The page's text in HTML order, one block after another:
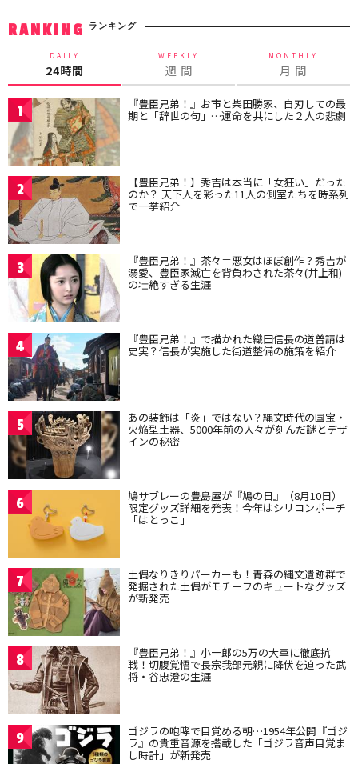
RANKING ランキング
DAILY
24時間
WEEKLY
週 間
MONTHLY
月 間
1 『豊臣兄弟！』お市と柴田勝家、自刃しての最
期と「辞世の句」…運命を共にした２人の悲劇
2 【豊臣兄弟！】秀吉は本当に「女狂い」だった
のか？ 天下人を彩った11人の側室たちを時系列
で一挙紹介
3 『豊臣兄弟！』茶々＝悪女はほぼ創作？秀吉が
溺愛、豊臣家滅亡を背負わされた茶々(井上和)
の壮絶すぎる生涯
4 『豊臣兄弟！』で描かれた織田信長の道普請は
史実？信長が実施した街道整備の施策を紹介
5 あの装飾は「炎」ではない？縄文時代の国宝・
火焔型土器、5000年前の人々が刻んだ謎とデザ
インの秘密
6 鳩サブレーの豊島屋が『鳩の日』（8月10日）
限定グッズ詳細を発表！今年はシリコンポーチ
「はとっこ」
7 土偶なりきりパーカーも！青森の縄文遺跡群で
発掘された土偶がモチーフのキュートなグッズ
が新発売
8 『豊臣兄弟！』小一郎の5万の大軍に徹底抗
戦！切腹覚悟で長宗我部元親に降伏を迫った武
将・谷忠澄の生涯
9 ゴジラの咆哮で目覚める朝…1954年公開『ゴジ
ラ』の貴重音源を搭載した「ゴジラ音声目覚ま
し時計」が新発売